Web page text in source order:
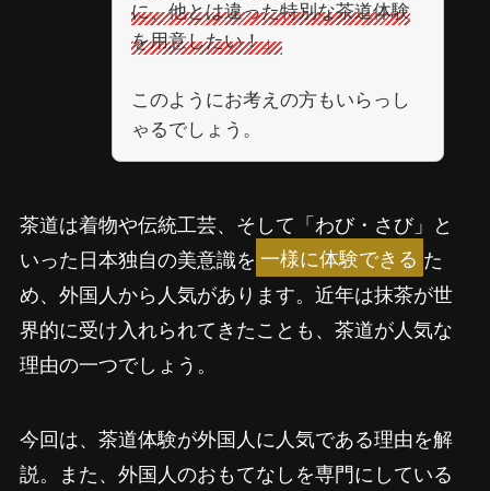
に、他とは違った特別な茶道体験
を用意したい！」
このようにお考えの方もいらっし
ゃるでしょう。
茶道は着物や伝統工芸、そして「わび・さび」と
いった日本独自の美意識を 一様に体験できる た
め、外国人から人気があります。近年は抹茶が世
界的に受け入れられてきたことも、茶道が人気な
理由の一つでしょう。
今回は、茶道体験が外国人に人気である理由を解
説。また、外国人のおもてなしを専門にしている